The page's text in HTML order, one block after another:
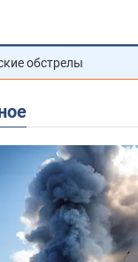
обстрелы